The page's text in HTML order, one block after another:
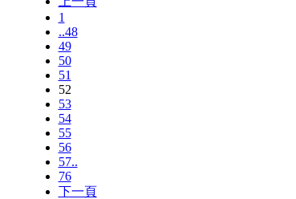
1
..48
49
50
51
52
53
54
55
56
57..
76
下一頁